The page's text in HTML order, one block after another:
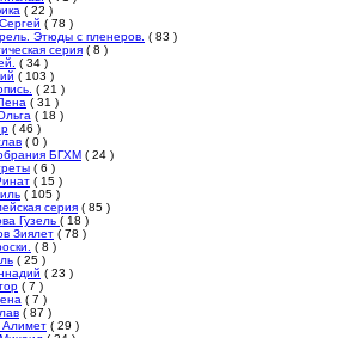
( 22 )
( 78 )
Этюды с пленеров. ( 83 )
серия ( 8 )
( 34 )
( 103 )
( 21 )
( 31 )
( 18 )
( 46 )
( 0 )
БГХМ ( 24 )
( 6 )
( 15 )
( 105 )
серия ( 85 )
Гузель ( 18 )
Зиялет ( 78 )
( 8 )
( 25 )
( 23 )
( 7 )
( 7 )
( 87 )
( 29 )